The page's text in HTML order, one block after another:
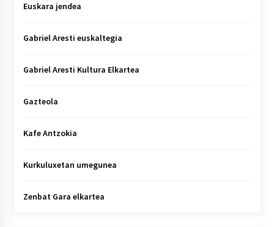
Euskara jendea
Gabriel Aresti euskaltegia
Gabriel Aresti Kultura Elkartea
Gazteola
Kafe Antzokia
Kurkuluxetan umegunea
Zenbat Gara elkartea